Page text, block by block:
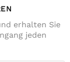
erhalten Sie
jeden